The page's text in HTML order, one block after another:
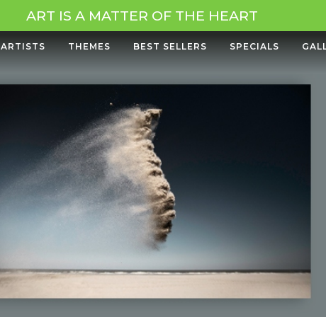
ART IS A MATTER OF THE HEART
ARTISTS THEMES BEST SELLERS SPECIALS